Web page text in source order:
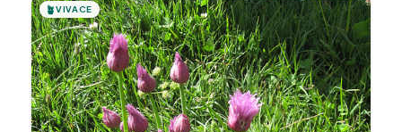
🪴VIVACE